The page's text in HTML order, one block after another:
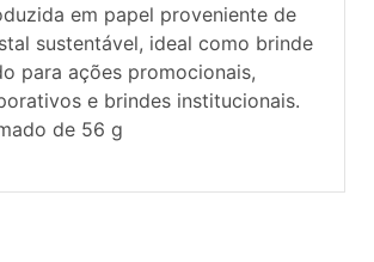
em papel proveniente de
sustentável, ideal como brinde
para ações promocionais,
e brindes institucionais.
de 56 g